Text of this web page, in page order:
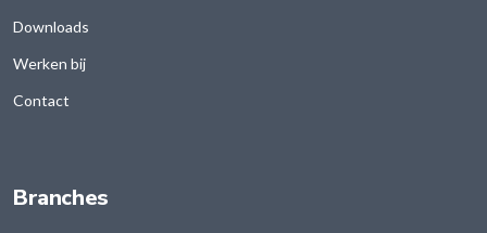
Downloads
Werken bij
Contact
Branches